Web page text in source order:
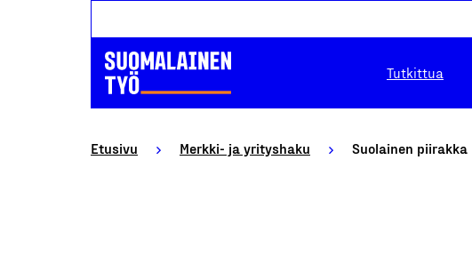
Tutkittua
Etusivu Merkki- ja yrityshaku Suolainen piirakka